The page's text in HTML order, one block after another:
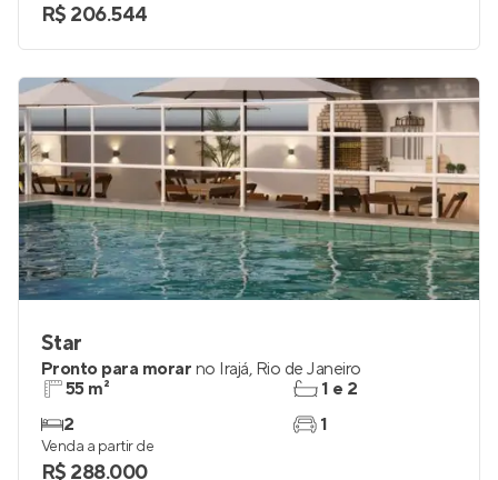
R$ 206.544
Star
Pronto para morar no Irajá, Rio de Janeiro
55 m²
2
1 e 2
1
Venda a partir de
R$ 288.000